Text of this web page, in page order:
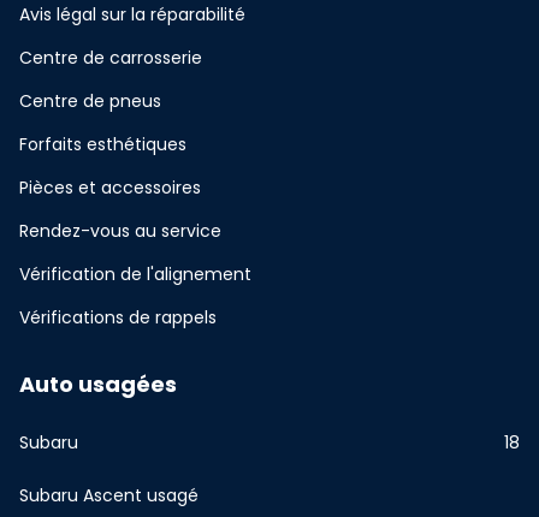
Avis légal sur la réparabilité
Centre de carrosserie
Centre de pneus
Forfaits esthétiques
Pièces et accessoires
Rendez-vous au service
Vérification de l'alignement
Vérifications de rappels
Auto usagées
Subaru 18
Subaru Ascent usagé